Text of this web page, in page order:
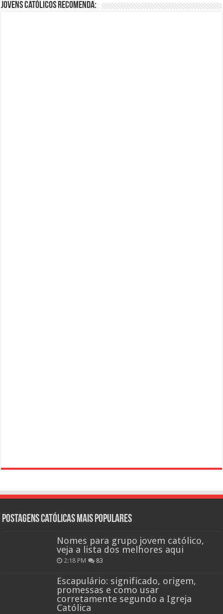
Jovens Católicos Recomenda:
Postagens católicas mais Populares
Nomes para grupo jovem católico,
veja a lista dos melhores aqui
2:18 PM 83
Escapulário: significado, origem,
promessas e como usar
corretamente segundo a Igreja
Católica